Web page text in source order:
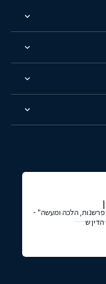
פרשנות, הלכה ומעשה" -
ש